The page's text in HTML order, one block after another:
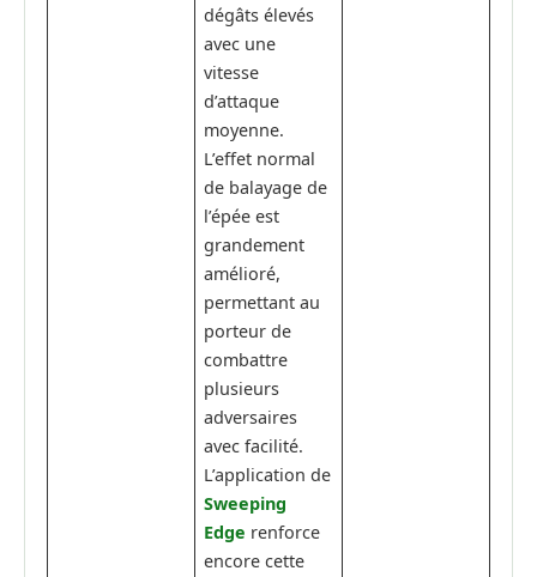
dégâts élevés
avec une
vitesse
d’attaque
moyenne.
L’effet normal
de balayage de
l’épée est
grandement
amélioré,
permettant au
porteur de
combattre
plusieurs
adversaires
avec facilité.
L’application de
Sweeping
Edge renforce
encore cette